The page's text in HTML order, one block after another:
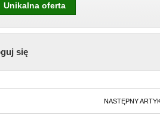
Unikalna oferta
się
NASTĘPNY